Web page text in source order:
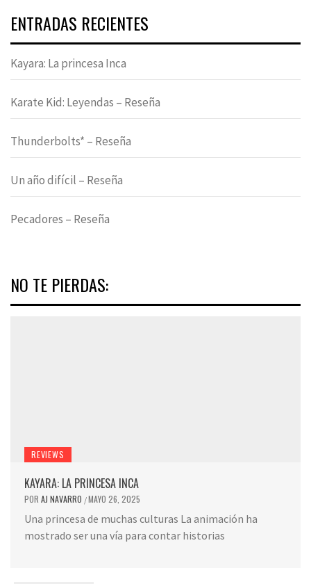
ENTRADAS RECIENTES
Kayara: La princesa Inca
Karate Kid: Leyendas – Reseña
Thunderbolts* – Reseña
Un año difícil – Reseña
Pecadores – Reseña
NO TE PIERDAS:
REVIEWS
KAYARA: LA PRINCESA INCA
POR AJ NAVARRO /MAYO 26, 2025
Una princesa de muchas culturas La animación ha
mostrado ser una vía para contar historias